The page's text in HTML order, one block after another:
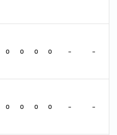
0 0 0 0 - -
0 0 0 0 - -